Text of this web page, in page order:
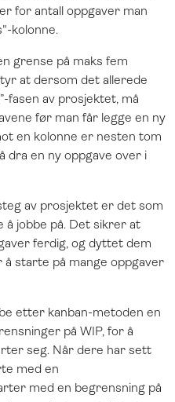
for antall oppgaver man
kolonne.
grense på maks fem
at dersom det allerede
fasen av prosjektet, må
før man får legge en ny
en kolonne er nesten tom
dra en ny oppgave over i
av prosjektet er det som
å jobbe på. Det sikrer at
ferdig, og dyttet dem
starte på mange oppgaver
etter kanban-metoden en
på WIP, for å
seg. Når dere har sett
med en
med en begrensning på